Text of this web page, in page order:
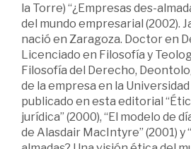
la Torre) “¿Empresas des-
del mundo empresarial (2002).
nació en Zaragoza. Doctor en
Licenciado en Filosofía y
Filosofía del Derecho,
de la empresa en la Universidad
publicado en esta editorial
jurídica” (2000), “El modelo de
de Alasdair MacIntyre” (2001) y